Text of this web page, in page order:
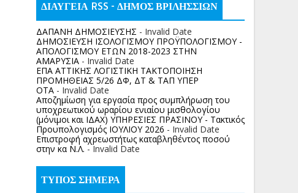
ΔΙΑΥΓΕΙΑ RSS - ΔΗΜΟΣ ΒΡΙΛΗΣΣΙΩΝ
ΔΑΠΑΝΗ ΔΗΜΟΣΙΕΥΣΗΣ - Invalid Date
ΔΗΜΟΣΙΕΥΣΗ ΙΣΟΛΟΓΙΣΜΟΥ ΠΡΟΫΠΟΛΟΓΙΣΜΟΥ -
ΑΠΟΛΟΓΙΣΜΟΥ ΕΤΩΝ 2018-2023 ΣΤΗΝ
ΑΜΑΡΥΣΙΑ - Invalid Date
ΕΠΑ ΑΤΤΙΚΗΣ ΛΟΓΙΣΤΙΚΗ ΤΑΚΤΟΠΟΙΗΣΗ
ΠΡΟΜΗΘΕΙΑΣ 5/26 ΔΦ, ΔΤ & ΤΑΠ ΥΠΕΡ
ΟΤΑ - Invalid Date
Αποζημίωση για εργασία προς συμπλήρωση του
υποχρεωτικού ωραρίου ενιαίου μισθολογίου
(μόνιμοι και ΙΔΑΧ) ΥΠΗΡΕΣΙΕΣ ΠΡΑΣΙΝΟΥ - Τακτικός
Προυπολογισμός ΙΟΥΛΙΟΥ 2026 - Invalid Date
Επιστροφή αχρεωστήτως καταβληθέντος ποσoύ
στην κα Ν.Λ. - Invalid Date
ΤΥΠΟΣ ΣΗΜΕΡΑ